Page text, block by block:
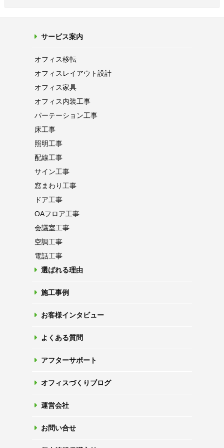
サービス案内
オフィス移転
オフィス レイアウト設計
オフィス家具
オフィス内装工事
パーテーション工事
床工事
照明工事
配線工事
サイン工事
窓まわり工事
ドア工事
OAフロア工事
会議室工事
空調工事
電話工事
選ばれる理由
施工事例
お客様インタビュー
よくある質問
アフターサポート
オフィスづくりブログ
運営会社
お問い合せ